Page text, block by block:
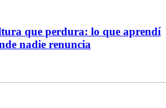
que perdura: lo que aprendí
nadie renuncia